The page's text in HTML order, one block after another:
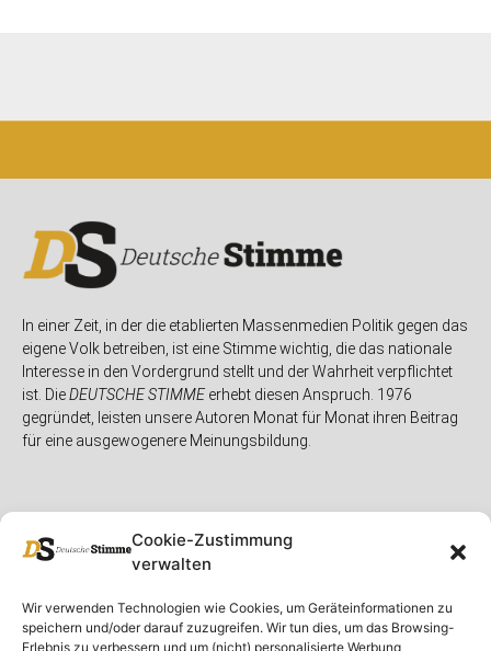
Cookie-Zustimmung
verwalten
Wir verwenden Technologien wie Cookies, um Geräteinformationen zu
speichern und/oder darauf zuzugreifen. Wir tun dies, um das Browsing-
Erlebnis zu verbessern und um (nicht) personalisierte Werbung
In einer Zeit, in der die etablierten Massenmedien Politik gegen das
eigene Volk betreiben, ist eine Stimme wichtig, die das nationale
Interesse in den Vordergrund stellt und der Wahrheit verpflichtet
ist. DieDEUTSCHE STIMMEerhebt diesen Anspruch. 1976
gegründet, leisten unsere Autoren Monat für Monat ihren Beitrag
für eine ausgewogenere Meinungsbildung.
Unser Magazin
Spenden
Rubriken
Deutschland
Rechtliches
Rechtliche Hinweise